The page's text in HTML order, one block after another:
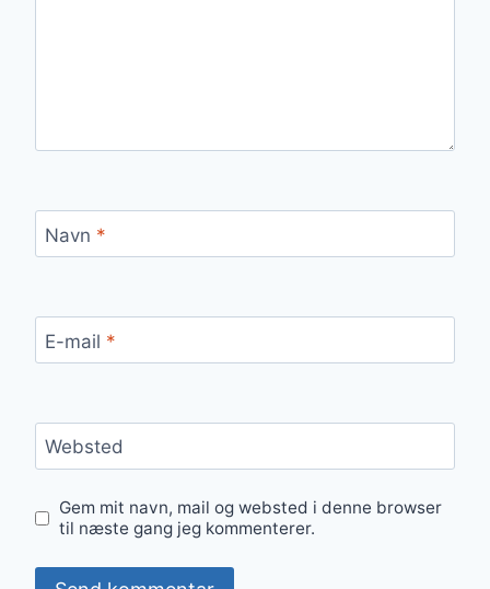
Navn *
E-mail *
Websted
Gem mit navn, mail og websted i denne browser
til næste gang jeg kommenterer.